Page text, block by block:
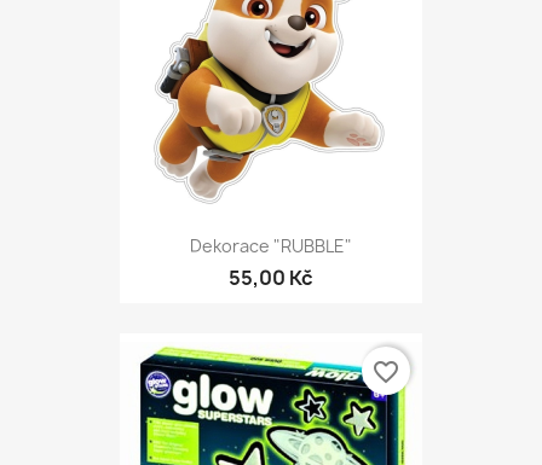
Dekorace "RUBBLE"
55,00 Kč
favorite_border